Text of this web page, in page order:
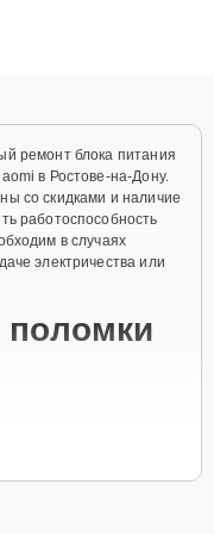
ремонт блока питания
в Ростове-на-Дону.
со скидками и наличие
работоспособность
в случаях
электричества или